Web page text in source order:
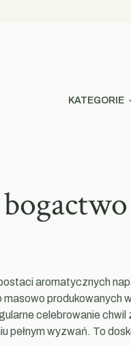
KATEGORIE
aromatycznych
produkowanych
celebrowanie
pełnym wyzwań. To